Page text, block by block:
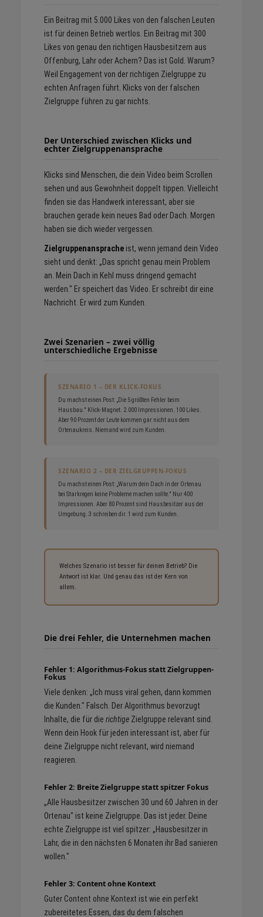
Ein Beitrag mit 5.000 Likes von den falschen Leuten
ist für deinen Betrieb wertlos. Ein Beitrag mit 300
Likes von genau den richtigen Hausbesitzern aus
Offenburg, Lahr oder Achern? Das ist Gold. Warum?
Weil Engagement von der richtigen Zielgruppe zu
echten Anfragen führt. Klicks von der falschen
Zielgruppe führen zu gar nichts.
Der Unterschied zwischen Klicks und
echter Zielgruppenansprache
Klicks sind Menschen, die dein Video beim Scrollen
sehen und aus Gewohnheit doppelt tippen. Vielleicht
finden sie das Handwerk interessant, aber sie
brauchen gerade kein neues Bad oder Dach. Morgen
haben sie dich wieder vergessen.
Zielgruppenansprache ist, wenn jemand dein Video
sieht und denkt: „Das spricht genau mein Problem
an. Mein Dach in Kehl muss dringend gemacht
werden." Er speichert das Video. Er schreibt dir eine
Nachricht. Er wird zum Kunden.
Zwei Szenarien – zwei völlig
unterschiedliche Ergebnisse
SZENARIO 1 – DER KLICK-FOKUS
Du machst einen Post: „Die 5 größten Fehler beim
Hausbau." Klick-Magnet. 2.000 Impressionen. 100 Likes.
Aber 90 Prozent der Leute kommen gar nicht aus dem
Ortenaukreis. Niemand wird zum Kunden.
SZENARIO 2 – DER ZIELGRUPPEN-FOKUS
Du machst einen Post: „Warum dein Dach in der Ortenau
bei Starkregen keine Probleme machen sollte." Nur 400
Impressionen. Aber 80 Prozent sind Hausbesitzer aus der
Umgebung. 3 schreiben dir. 1 wird zum Kunden.
Welches Szenario ist besser für deinen Betrieb? Die
Antwort ist klar. Und genau das ist der Kern von
allem.
Die drei Fehler, die Unternehmen machen
Fehler 1: Algorithmus-Fokus statt Zielgruppen-
Fokus
Viele denken: „Ich muss viral gehen, dann kommen
die Kunden." Falsch. Der Algorithmus bevorzugt
Inhalte, die für die richtige Zielgruppe relevant sind.
Wenn dein Hook für jeden interessant ist, aber für
deine Zielgruppe nicht relevant, wird niemand
reagieren.
Fehler 2: Breite Zielgruppe statt spitzer Fokus
„Alle Hausbesitzer zwischen 30 und 60 Jahren in der
Ortenau" ist keine Zielgruppe. Das ist jeder. Deine
echte Zielgruppe ist viel spitzer: „Hausbesitzer in
Lahr, die in den nächsten 6 Monaten ihr Bad sanieren
wollen."
Fehler 3: Content ohne Kontext
Guter Content ohne Kontext ist wie ein perfekt
zubereitetes Essen, das du dem falschen